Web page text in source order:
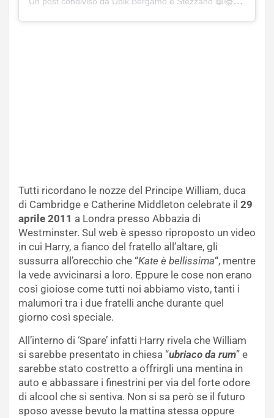
Tutti ricordano le nozze del Principe William, duca
di Cambridge e Catherine Middleton celebrate il 29
aprile 2011 a Londra presso Abbazia di
Westminster. Sul web è spesso riproposto un video
in cui Harry, a fianco del fratello all’altare, gli
sussurra all’orecchio che “Kate è bellissima“, mentre
la vede avvicinarsi a loro. Eppure le cose non erano
così gioiose come tutti noi abbiamo visto, tanti i
malumori tra i due fratelli anche durante quel
giorno così speciale.
All’interno di ‘Spare’ infatti Harry rivela che William
si sarebbe presentato in chiesa “ubriaco da rum” e
sarebbe stato costretto a offrirgli una mentina in
auto e abbassare i finestrini per via del forte odore
di alcool che si sentiva. Non si sa però se il futuro
sposo avesse bevuto la mattina stessa oppure